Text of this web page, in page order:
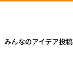
みんなのアイデア投稿